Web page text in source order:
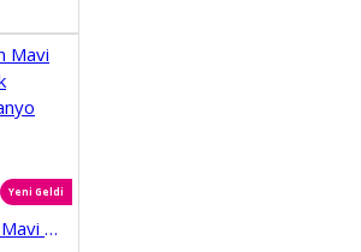
Yeni Geldi
10 Adet 30x30cm Mavi Motifli Desen Köpük Yapışkanlı Mutfak Banyo Duvar Paneli Kağıdı CYCZT00212